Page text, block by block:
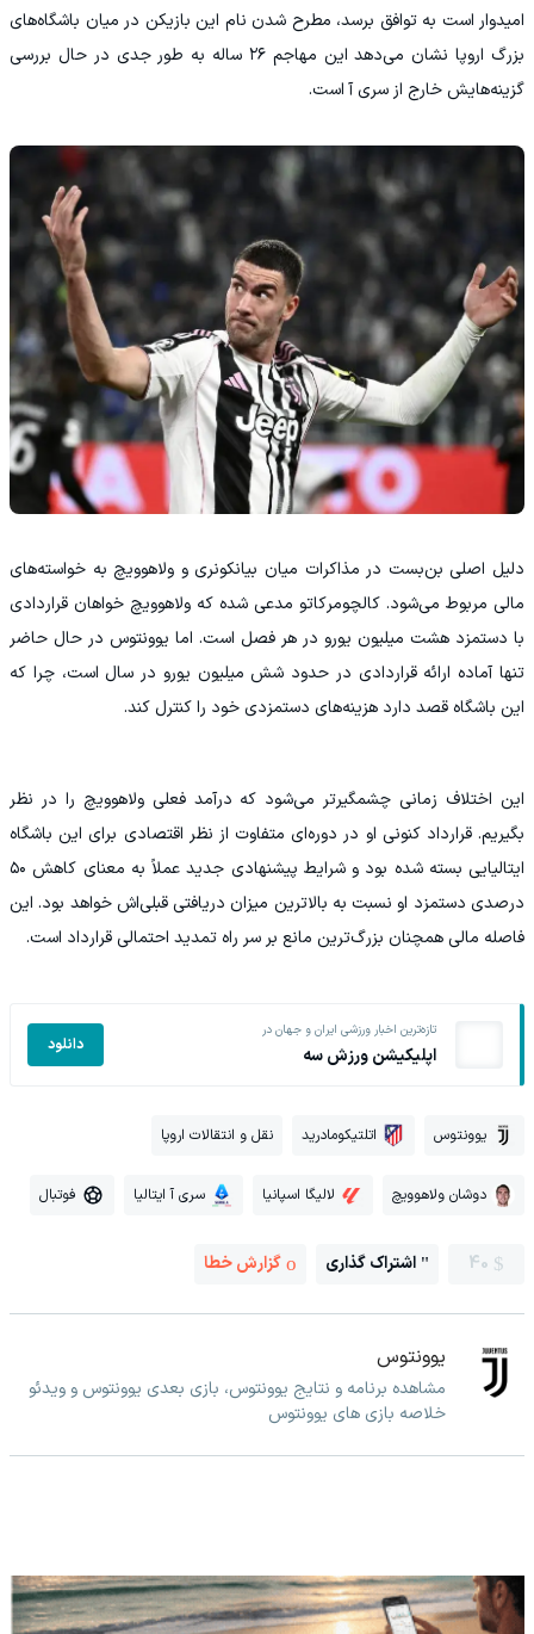
امیدوار است به توافق برسد، مطرح شدن نام این بازیکن در میان باشگاه‌های
بزرگ اروپا نشان می‌دهد این مهاجم ۲۶ ساله به‌ طور جدی در حال بررسی
گزینه‌هایش خارج از سری‌ آ است.
دلیل اصلی بن‌بست در مذاکرات میان بیانکونری و ولاهوویچ به خواسته‌های
مالی مربوط می‌شود. کالچومرکاتو مدعی شده که ولاهوویچ خواهان قراردادی
با دستمزد هشت میلیون یورو در هر فصل است. اما یوونتوس در حال حاضر
تنها آماده ارائه قراردادی در حدود شش میلیون یورو در سال است، چرا که
این باشگاه قصد دارد هزینه‌های دستمزدی خود را کنترل کند.
این اختلاف زمانی چشمگیرتر می‌شود که درآمد فعلی ولاهوویچ را در نظر
بگیریم. قرارداد کنونی او در دوره‌ای متفاوت از نظر اقتصادی برای این باشگاه
ایتالیایی بسته شده بود و شرایط پیشنهادی جدید عملاً به معنای کاهش ۵۰
درصدی دستمزد او نسبت به بالاترین میزان دریافتی قبلی‌اش خواهد بود. این
فاصله مالی همچنان بزرگ‌ترین مانع بر سر راه تمدید احتمالی قرارداد است.
تازه‌ترین اخبار ورزشی ایران و جهان در
اپلیکیشن ورزش سه دانلود
یوونتوس اتلتیکومادرید نقل و انتقالات اروپا
دوشان ولاهوویچ لالیگا اسپانیا سری آ ایتالیا فوتبال
40 اشتراک گذاری گزارش خطا
یوونتوس
مشاهده برنامه و نتایج یوونتوس، بازی بعدی یوونتوس و ویدئو
خلاصه بازی های یوونتوس